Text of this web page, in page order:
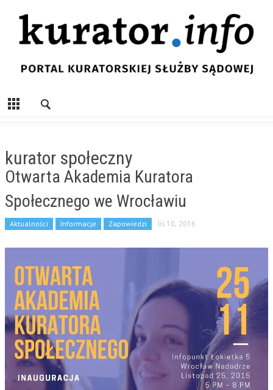
kurator społeczny
Otwarta Akademia Kuratora
Społecznego we Wrocławiu
Aktualności Informacje Zapowiedzi lis 10, 2016